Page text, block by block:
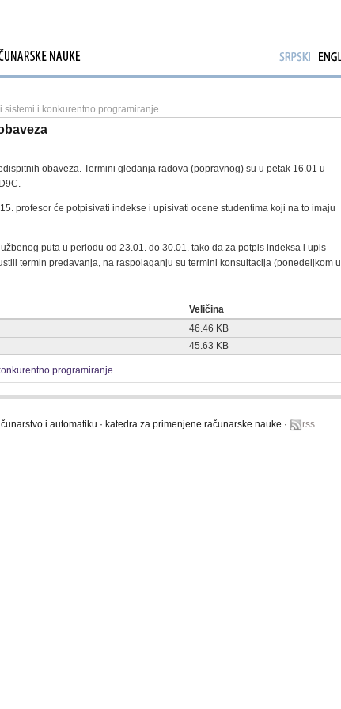
sistemi i konkurentno programiranje
obaveza. Termini gledanja radova (popravnog) su u petak 16.01 u
profesor će potpisivati indekse i upisivati ocene studentima koji na to imaju
puta u periodu od 23.01. do 30.01. tako da za potpis indeksa i upis
termin predavanja, na raspolaganju su termini konsultacija (ponedeljkom u
Veličina
46.46 KB
45.63 KB
programiranje
i automatiku · katedra za primenjene računarske nauke · rss